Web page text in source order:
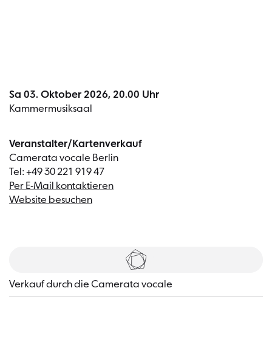
Sa 03. Oktober 2026, 20.00 Uhr
Kammermusiksaal
Veranstalter/Kartenverkauf
Camerata vocale Berlin
Tel: +49 30 221 919 47
Per E-Mail kontaktieren
Website besuchen
Tickets
Verkauf durch die Camerata vocale